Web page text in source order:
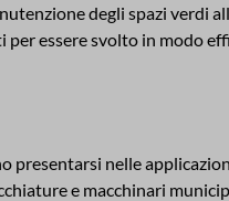
degli spazi verdi
essere svolto in modo
presentarsi nelle
e macchinari